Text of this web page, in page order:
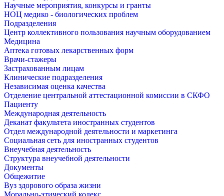
Научные мероприятия, конкурсы и гранты
НОЦ медико - биологических проблем
Подразделения
Центр коллективного пользования научным оборудованием
Медицина
Аптека готовых лекарственных форм
Врачи-стажеры
Застрахованным лицам
Клинические подразделения
Независимая оценка качества
Отделение центральной аттестационной комиссии в СКФО
Пациенту
Международная деятельность
Деканат факультета иностранных студентов
Отдел международной деятельности и маркетинга
Социальная сеть для иностранных студентов
Внеучебная деятельность
Структура внеучебной деятельности
Документы
Общежитие
Вуз здорового образа жизни
Морально-этический кодекс